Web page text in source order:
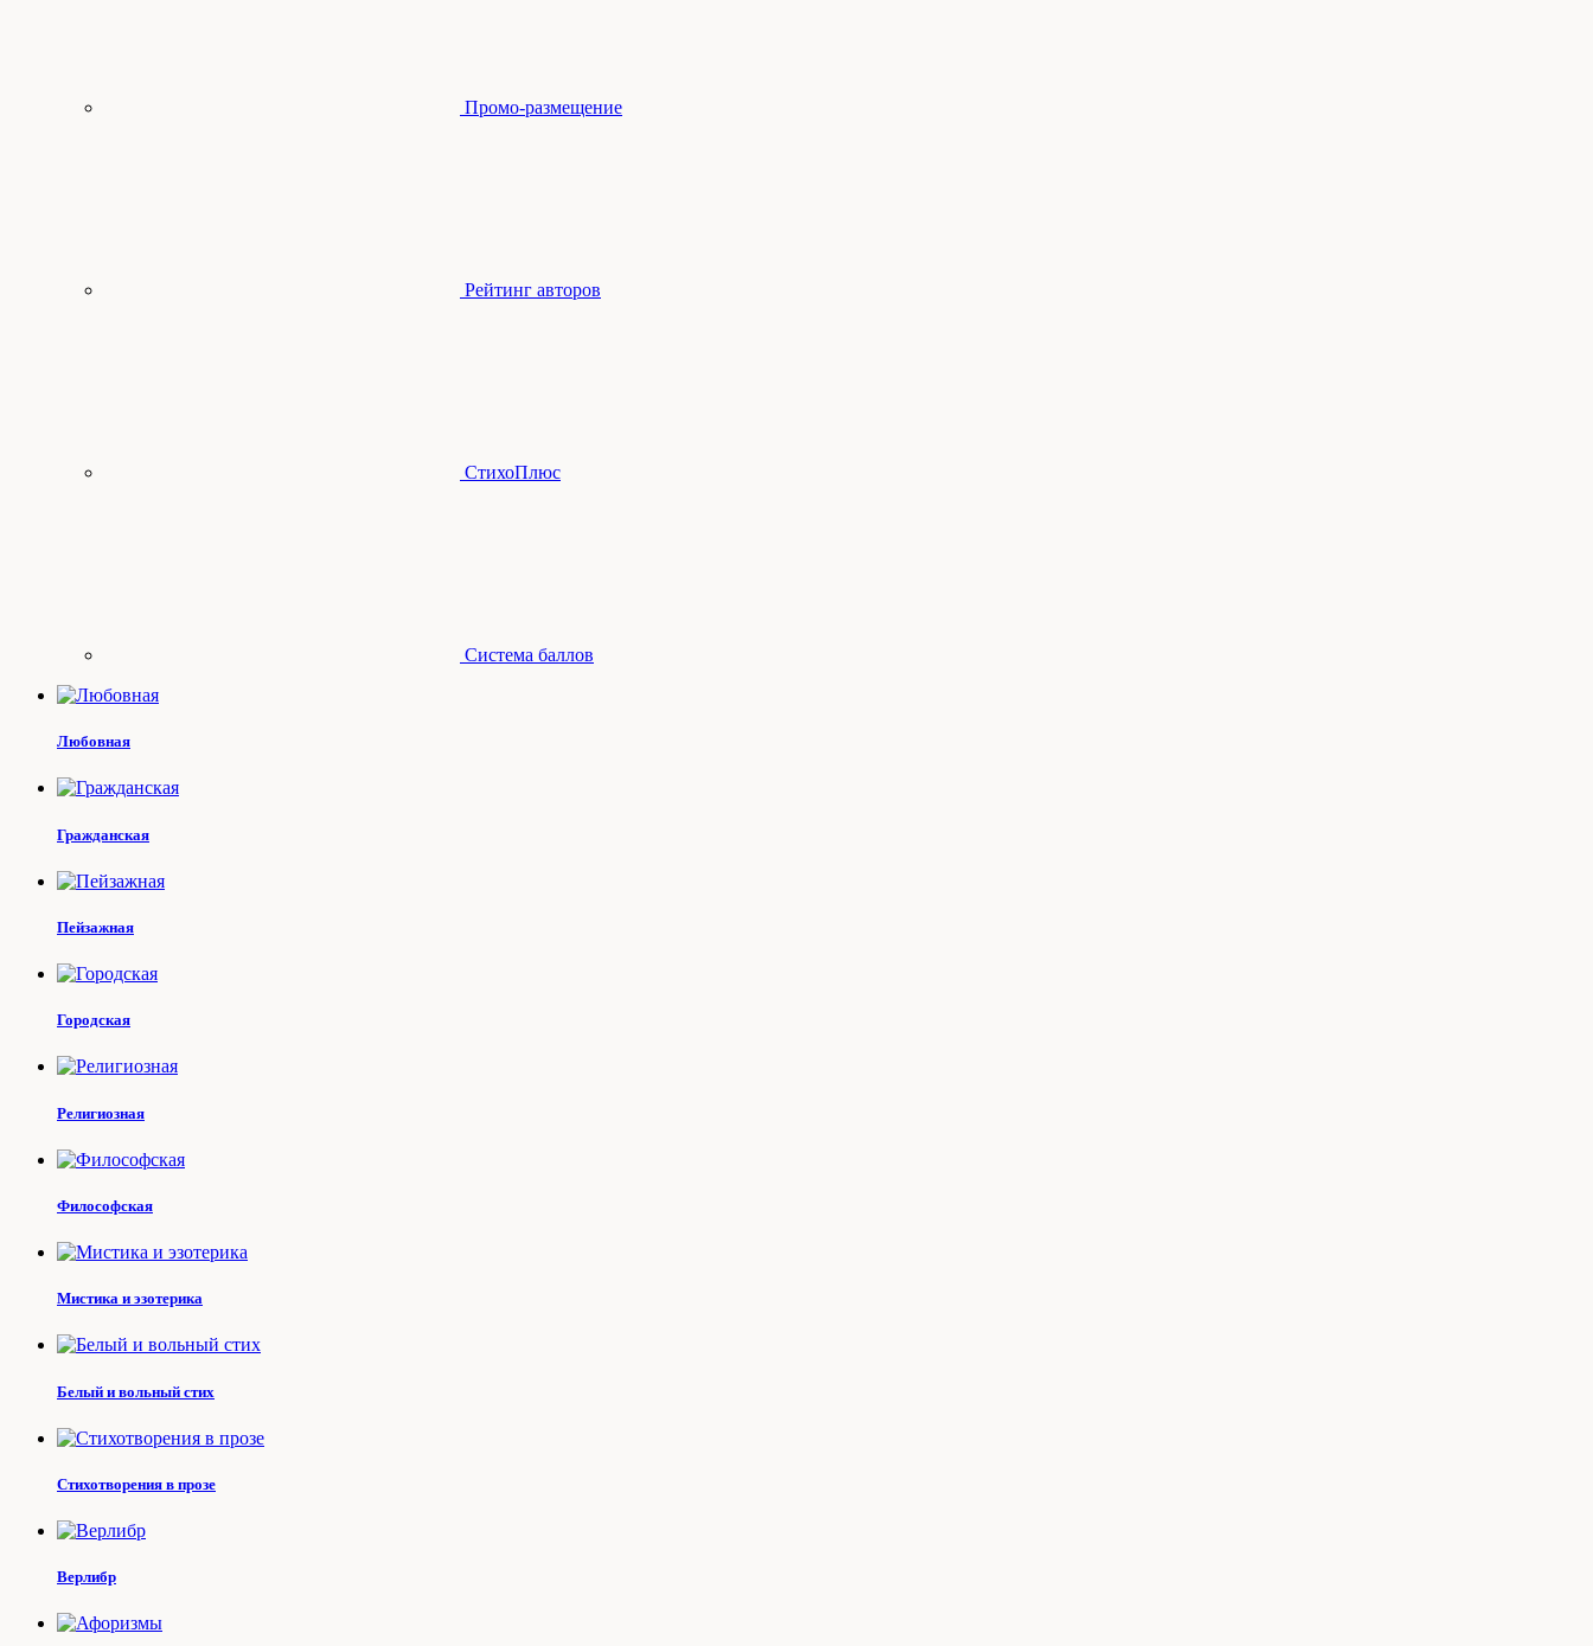
Промо-размещение
Рейтинг авторов
СтихоПлюс
Система баллов
Любовная
Гражданская
Пейзажная
Городская
Религиозная
Философская
Мистика и эзотерика
Белый и вольный стих
Стихотворения в прозе
Верлибр